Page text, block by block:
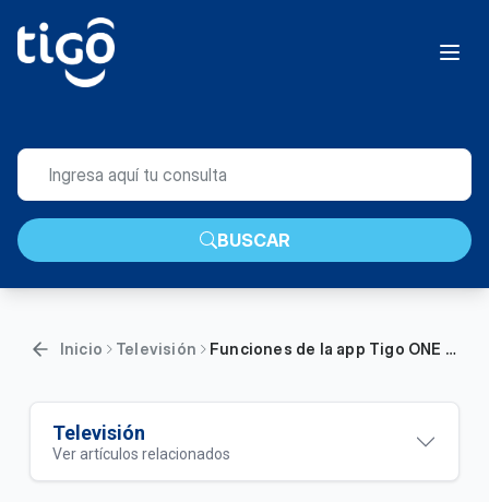
BUSCAR
Inicio Televisión Funciones de la app Tigo ONE tv según tu decodificador | Hogar
Televisión
Ver artículos relacionados